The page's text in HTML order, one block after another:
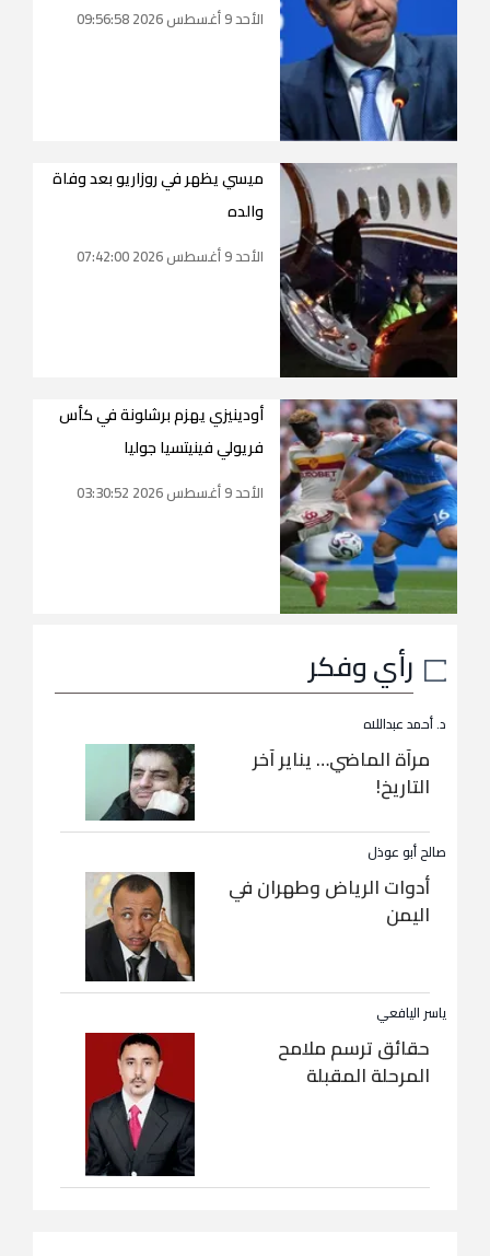
الأحد 9 أغسطس 2026 09:56:58
ميسي يظهر في روزاريو بعد وفاة
والده
الأحد 9 أغسطس 2026 07:42:00
أودينيزي يهزم برشلونة في كأس
فريولي فينيتسيا جوليا
الأحد 9 أغسطس 2026 03:30:52
رأي وفكر
د. أحمد عبداللاه
مرآة الماضي… يناير آخر
التاريخ!
صالح أبو عوذل
أدوات الرياض وطهران في
اليمن
ياسر اليافعي
حقائق ترسم ملامح
المرحلة المقبلة